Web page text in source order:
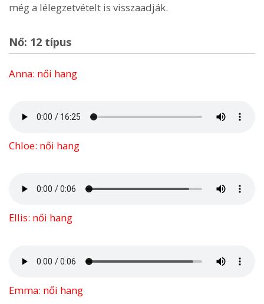
még a lélegzetvételt is visszaadják.
Nő: 12 típus
Anna: női hang
Chloe: női hang
Ellis: női hang
Emma: női hang